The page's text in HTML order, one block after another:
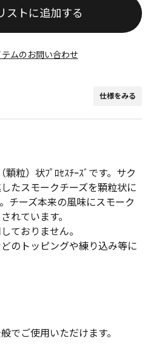
ストに追加する
テムのお問い合わせ
仕様をみる
顆粒）状ﾌﾟﾛｾｽﾁｰｽﾞです。サク
たスモークチーズを顆粒状に
チーズ本来の風味にスモーク
れています。
ておりません。
のトッピングや練り込み等に
でご使用いただけます。